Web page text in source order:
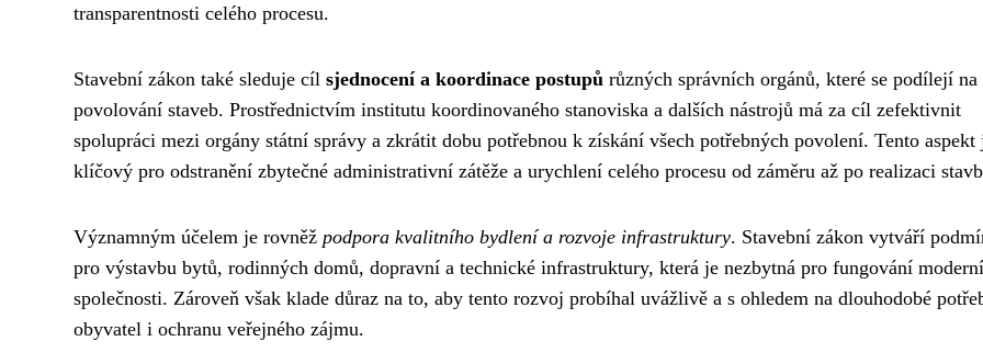
transparentnosti celého procesu.
Stavební zákon také sleduje cíl sjednocení a koordinace postupů různých správních orgánů, které se podílejí na
povolování staveb. Prostřednictvím institutu koordinovaného stanoviska a dalších nástrojů má za cíl zefektivnit
spolupráci mezi orgány státní správy a zkrátit dobu potřebnou k získání všech potřebných povolení. Tento aspekt
klíčový pro odstranění zbytečné administrativní zátěže a urychlení celého procesu od záměru až po realizaci
Významným účelem je rovněž podpora kvalitního bydlení a rozvoje infrastruktury. Stavební zákon vytváří
pro výstavbu bytů, rodinných domů, dopravní a technické infrastruktury, která je nezbytná pro fungování moderní
společnosti. Zároveň však klade důraz na to, aby tento rozvoj probíhal uvážlivě a s ohledem na dlouhodobé
obyvatel i ochranu veřejného zájmu.